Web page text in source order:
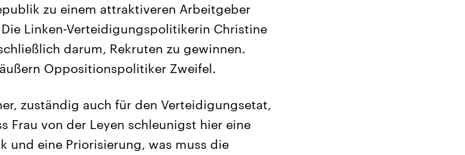
zu einem attraktiveren Arbeitgeber
Linken-Verteidigungspolitikerin Christine
darum, Rekruten zu gewinnen.
Oppositionspolitiker Zweifel.
zuständig auch für den Verteidigungsetat,
Frau von der Leyen schleunigst hier eine
und eine Priorisierung, was muss die